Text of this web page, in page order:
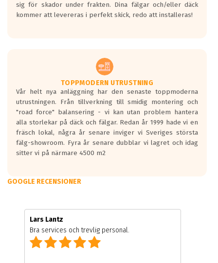
sig för skador under frakten. Dina fälgar och/eller däck
kommer att levereras i perfekt skick, redo att installeras!
TOPPMODERN UTRUSTNING
Vår helt nya anläggning har den senaste toppmoderna
utrustningen. Från tillverkning till smidig montering och
"road force" balansering - vi kan utan problem hantera
alla storlekar på däck och fälgar. Redan år 1999 hade vi en
fräsch lokal, några år senare inviger vi Sveriges största
fälg-showroom. Fyra år senare dubblar vi lagret och idag
sitter vi på närmare 4500 m2
GOOGLE RECENSIONER
Lars Lantz
Bra services och trevlig personal.